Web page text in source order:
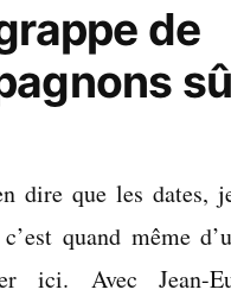
de
dire que les dates,
quand même
ici. Avec Jean-